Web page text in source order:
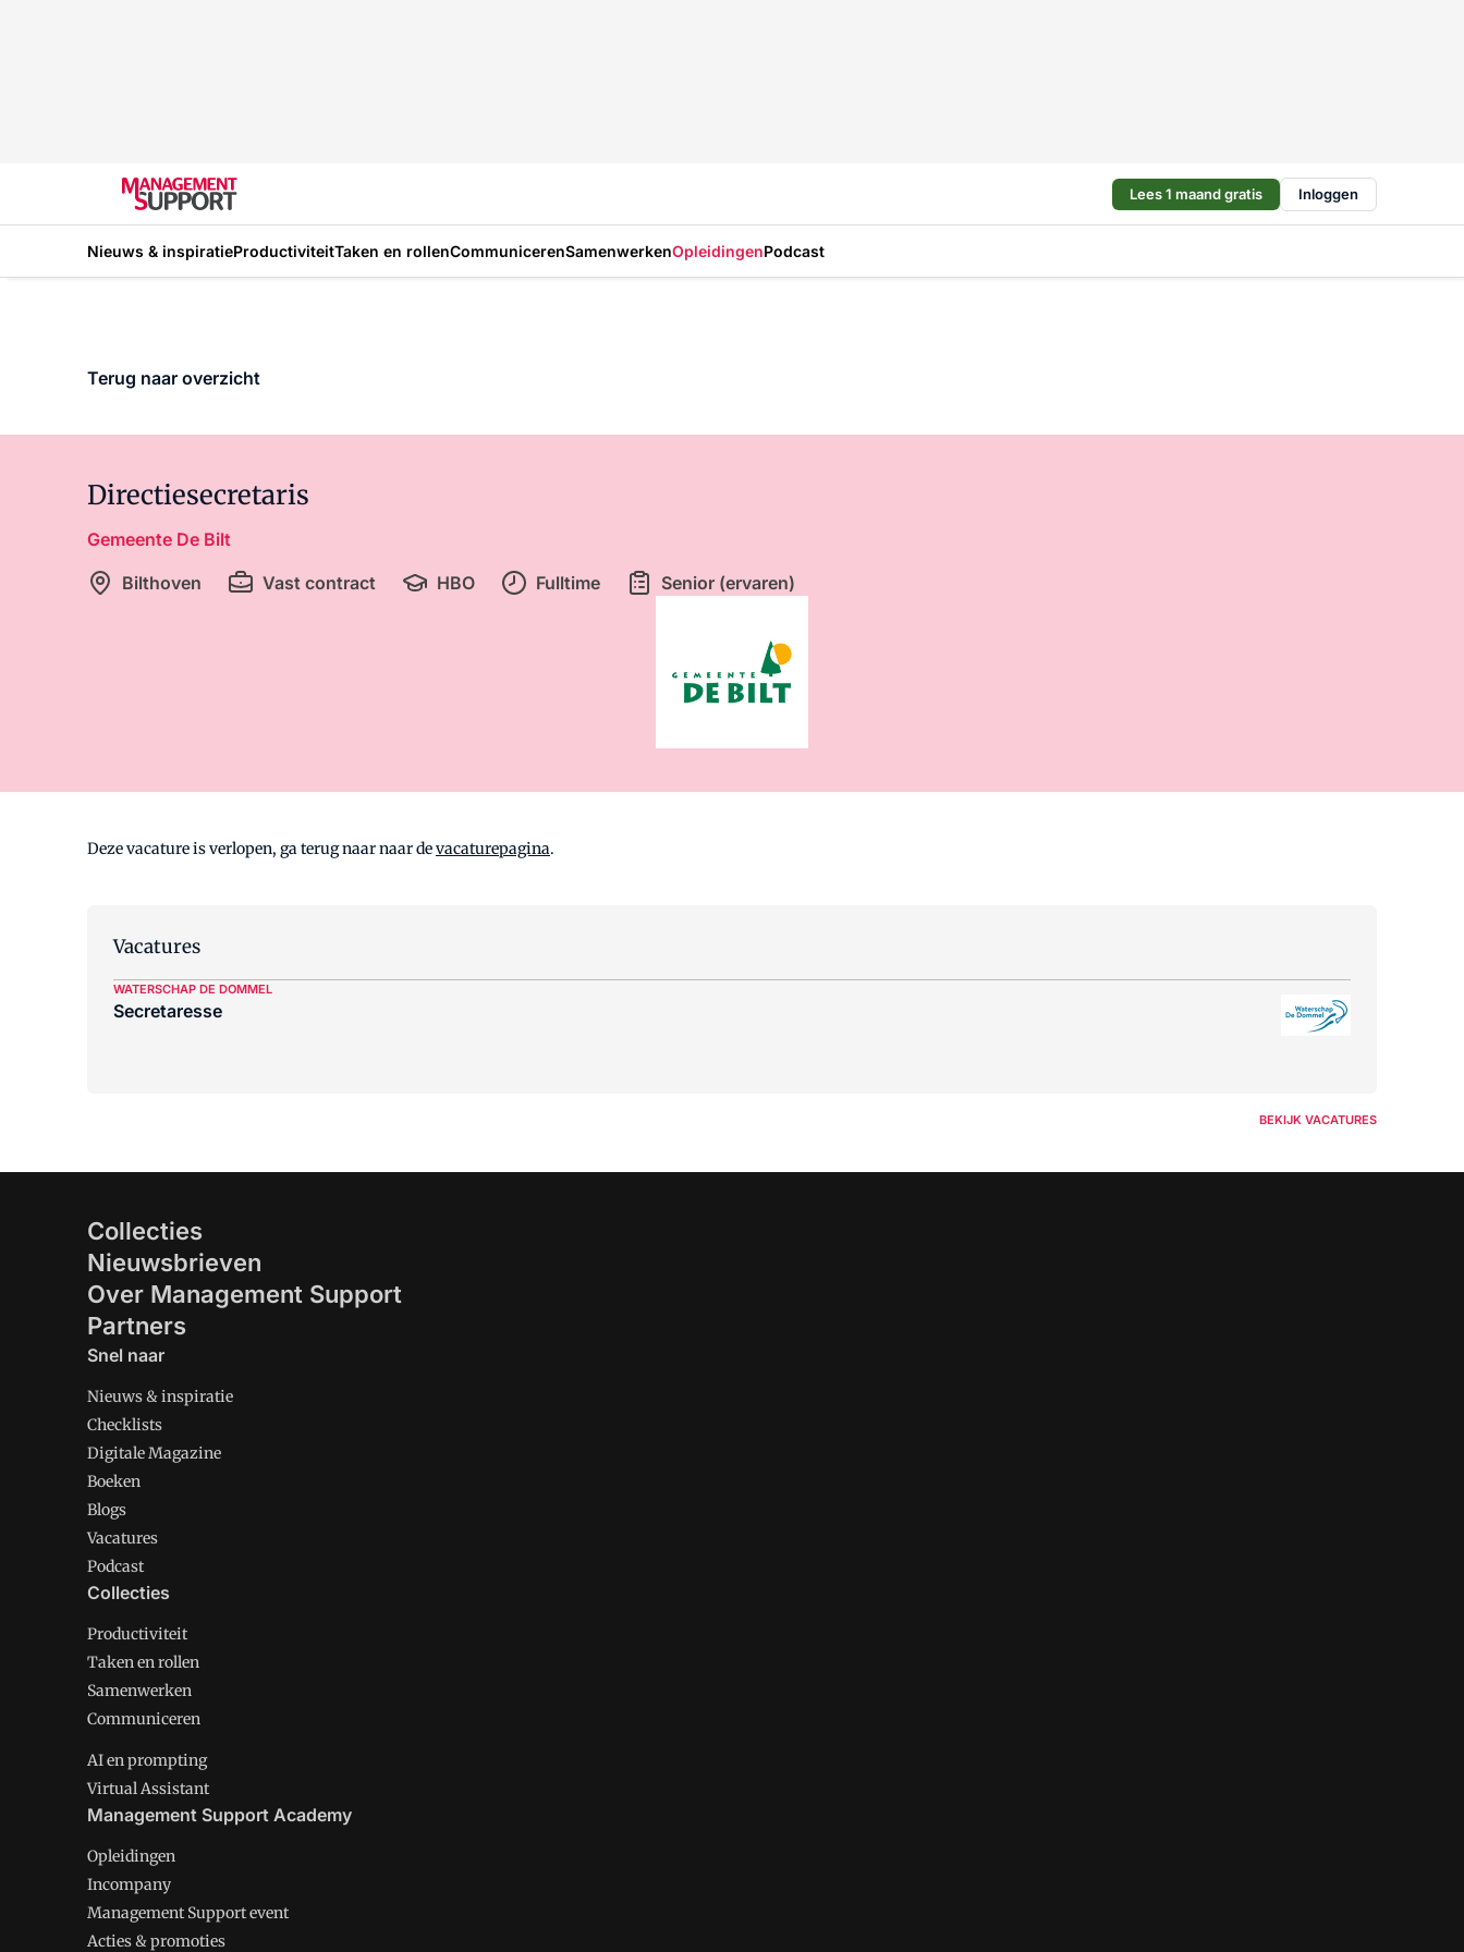
Lees 1 maand gratis Inloggen
Nieuws & inspiratieProductiviteitTaken en rollenCommunicerenSamenwerkenOpleidingenPodcast
Terug naar overzicht
Directiesecretaris
Gemeente De Bilt
Bilthoven
Vast contract HBO Fulltime Senior (ervaren)
Deze vacature is verlopen, ga terug naar naar devacaturepagina.
Vacatures
WATERSCHAP DE DOMMEL
Secretaresse
BEKIJK VACATURES
Collecties
Nieuwsbrieven
Over Management Support
Partners
Snel naar
Nieuws & inspiratie
Checklists
Digitale Magazine
Boeken
Blogs
Vacatures
Podcast
Collecties
Productiviteit
Taken en rollen
Samenwerken
Communiceren
AI en prompting
Virtual Assistant
Management Support Academy
Opleidingen
Incompany
Management Support event
Acties & promoties